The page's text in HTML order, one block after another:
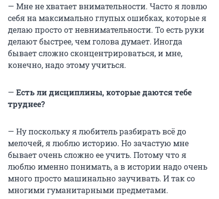
— Мне не хватает внимательности. Часто я ловлю
себя на максимально глупых ошибках, которые я
делаю просто от невнимательности. То есть руки
делают быстрее, чем голова думает. Иногда
бывает сложно сконцентрироваться, и мне,
конечно, надо этому учиться.
— Есть ли дисциплины, которые даются тебе
труднее?
— Ну поскольку я любитель разбирать всё до
мелочей, я люблю историю. Но зачастую мне
бывает очень сложно ее учить. Потому что я
люблю именно понимать, а в истории надо очень
много просто машинально заучивать. И так со
многими гуманитарными предметами.